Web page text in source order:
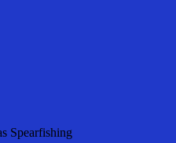
Spearfishing